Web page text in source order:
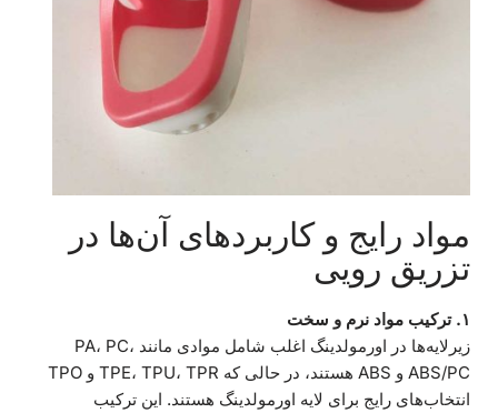
مواد رایج و کاربردهای آن‌ها در
تزریق رویی
۱. ترکیب مواد نرم و سخت
زیرلایه‌ها در اورمولدینگ اغلب شامل موادی مانند PA، PC،
ABS/PC و ABS هستند، در حالی که TPE، TPU، TPR و TPO
انتخاب‌های رایج برای لایه اورمولدینگ هستند. این ترکیب